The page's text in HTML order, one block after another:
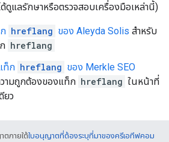
ดูแลรักษาหรือตรวจสอบเครื่องมือเหล่านี้)
hreflang ของ Aleyda Solis สำหรับ
hreflang
ท็ก hreflang ของ Merkle SEO
ามถูกต้องของแท็ก hreflang ในหน้าที่
ยว
ตภายใต้ใบอนุญาตที่ต้องระบุที่มาของครีเอทีฟคอม